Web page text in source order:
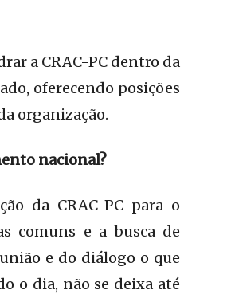
a CRAC-PC dentro da
oferecendo posições
organização.
nacional?
da CRAC-PC para o
comuns e a busca de
e do diálogo o que
o dia, não se deixa até